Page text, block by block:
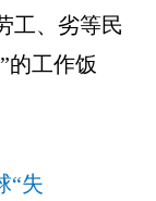
工、劣等民
的工作饭